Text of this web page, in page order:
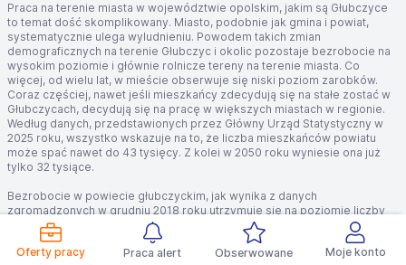
Oferty pracy Praca alert Obserwowane Moje konto
Praca na terenie miasta w województwie opolskim, jakim są Głubczyce
to temat dość skomplikowany. Miasto, podobnie jak gmina i powiat,
systematycznie ulega wyludnieniu. Powodem takich zmian
demograficznych na terenie Głubczyc i okolic pozostaje bezrobocie na
wysokim poziomie i głównie rolnicze tereny na terenie miasta. Co
więcej, od wielu lat, w mieście obserwuje się niski poziom zarobków.
Coraz częściej, nawet jeśli mieszkańcy zdecydują się na stałe zostać w
Głubczycach, decydują się na pracę w większych miastach w regionie.
Według danych, przedstawionych przez Główny Urząd Statystyczny w
2025 roku, wszystko wskazuje na to, że liczba mieszkańców powiatu
może spać nawet do 43 tysięcy. Z kolei w 2050 roku wyniesie ona już
tylko 32 tysiące.
Bezrobocie w powiecie głubczyckim, jak wynika z danych
zgromadzonych w grudniu 2018 roku utrzymuje się na poziomie liczby
bezrobotnych 1472 osób. Znaczącą większość tej wartości, stanowią
kobiety. W poszczególnych gminach podlegających pod powiat
głubczycki, to właśnie gminy Głubczyce charakteryzuje się najwyższym